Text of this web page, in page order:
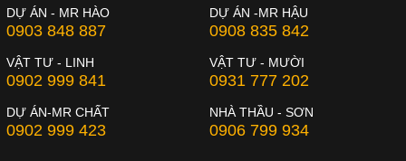
DỰ ÁN - MR HÀO
0903 848 887
DỰ ÁN -MR HẬU
0908 835 842
VẬT TƯ - LINH
0902 999 841
VẬT TƯ - MƯỜI
0931 777 202
DỰ ÁN-MR CHẤT
0902 999 423
NHÀ THẦU - SƠN
0906 799 934